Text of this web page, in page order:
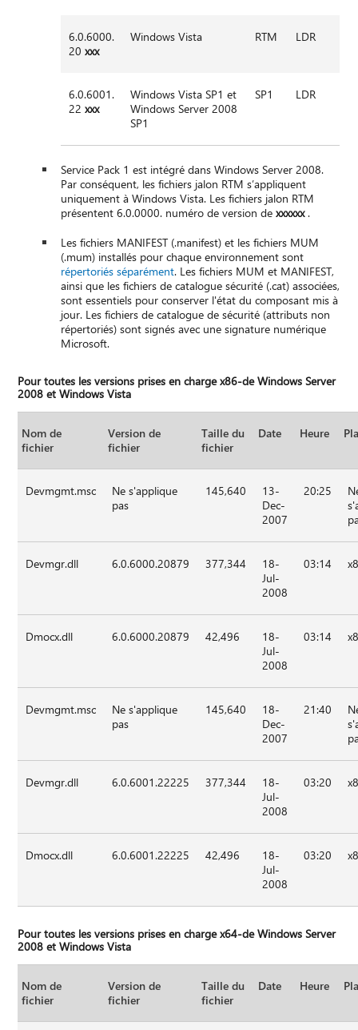
6.0.6000.
20xxx
Windows Vista RTM LDR
6.0.6001.
22xxx
Windows Vista SP1 et
Windows Server 2008
SP1
SP1 LDR
Service Pack 1 est intégré dans Windows Server 2008.
Par conséquent, les fichiers jalon RTM s’appliquent
uniquement à Windows Vista. Les fichiers jalon RTM
présentent 6.0.0000. numéro de version dexxxxxx.
Les fichiers MANIFEST (.manifest) et les fichiers MUM
(.mum) installés pour chaque environnement sont
répertoriés séparément. Les fichiers MUM et MANIFEST,
ainsi que les fichiers de catalogue sécurité (.cat) associées,
sont essentiels pour conserver l'état du composant mis à
jour. Les fichiers de catalogue de sécurité (attributs non
répertoriés) sont signés avec une signature numérique
Microsoft.
Pour toutes les versions prises en charge x86-de Windows Server
2008 et Windows Vista
Nom de
fichier
Version de
fichier
Taille du
fichier
Date Heure
Devmgmt.msc
Ne s'applique
pas
145,640
13-
Dec-
2007
20:25
Devmgr.dll 6.0.6000.20879 377,344
18-
Jul-
2008
03:14
Dmocx.dll 6.0.6000.20879 42,496
18-
Jul-
2008
03:14
Devmgmt.msc
Ne s'applique
pas
145,640
18-
Dec-
2007
21:40
Devmgr.dll 6.0.6001.22225 377,344
18-
Jul-
2008
03:20
Dmocx.dll 6.0.6001.22225 42,496
18-
Jul-
2008
03:20
Pour toutes les versions prises en charge x64-de Windows Server
2008 et Windows Vista
Nom de
fichier
Version de
fichier
Taille du
fichier
Date Heure